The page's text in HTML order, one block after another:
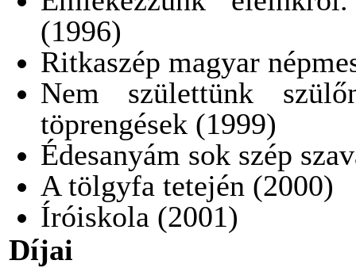
(1996)
Ritkaszép magyar
Nem születtünk
töprengések (1999)
Édesanyám sok szép
A tölgyfa tetején (2000)
Íróiskola (2001)
Díjai